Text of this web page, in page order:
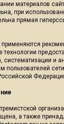
материалов
при
прямая
и
пользователей
а также